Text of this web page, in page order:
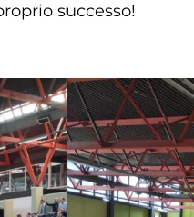
successo!